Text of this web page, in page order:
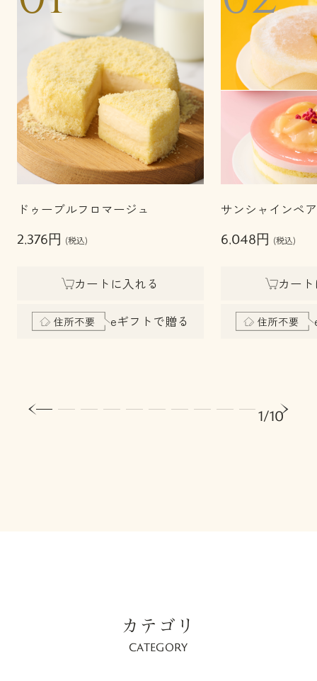
ドゥーブルフロマージュ
2,376円 (税込)
カートに入れる
eギフトで贈る
サンシャインペア
6,048円 (税込)
カー
1/10
カテゴリ
CATEGORY